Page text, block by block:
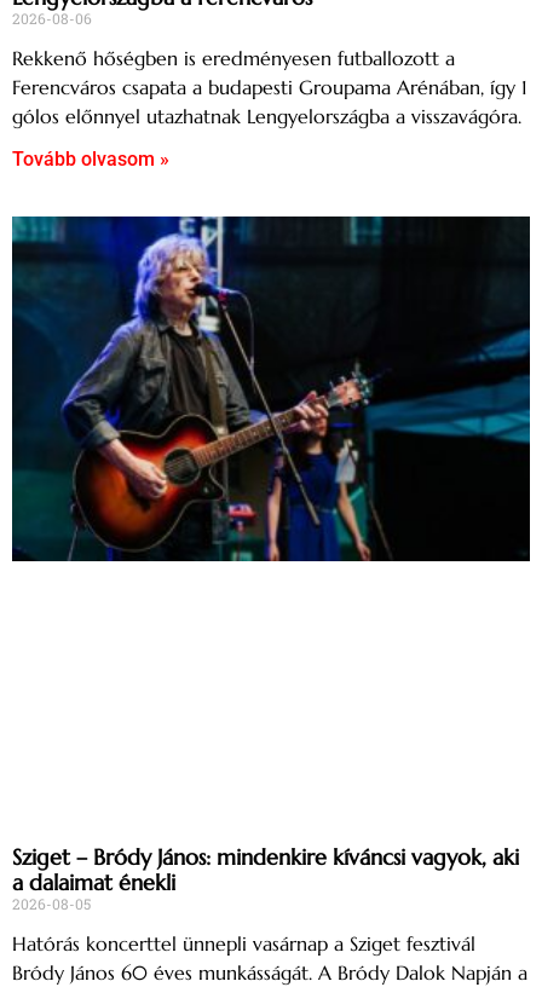
2026-08-06
Rekkenő hőségben is eredményesen futballozott a
Ferencváros csapata a budapesti Groupama Arénában, így 1
gólos előnnyel utazhatnak Lengyelországba a visszavágóra.
Tovább olvasom »
Sziget – Bródy János: mindenkire kíváncsi vagyok, aki
a dalaimat énekli
2026-08-05
Hatórás koncerttel ünnepli vasárnap a Sziget fesztivál
Bródy János 60 éves munkásságát. A Bródy Dalok Napján a